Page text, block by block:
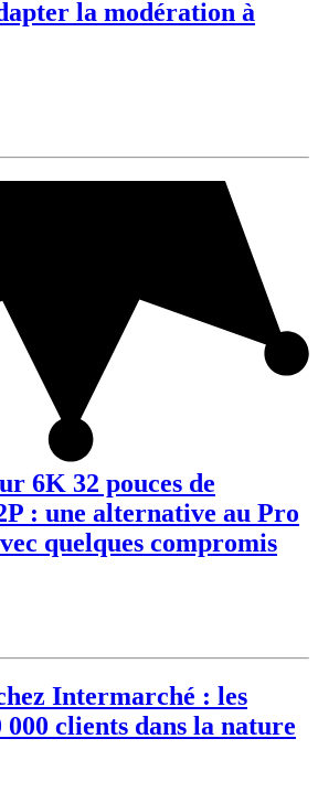
la modération à
6K 32 pouces de
: une alternative au Pro
quelques compromis
Intermarché : les
000 clients dans la nature